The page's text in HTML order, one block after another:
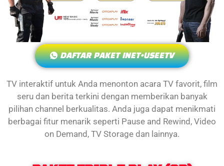
DAFTAR PAKET INET+USEETV
TV interaktif untuk Anda menonton acara TV favorit, film
seru dan berita terkini dengan memberikan banyak
pilihan channel berkualitas. Anda juga dapat menikmati
berbagai fitur menarik seperti Pause and Rewind, Video
on Demand, TV Storage dan lainnya.